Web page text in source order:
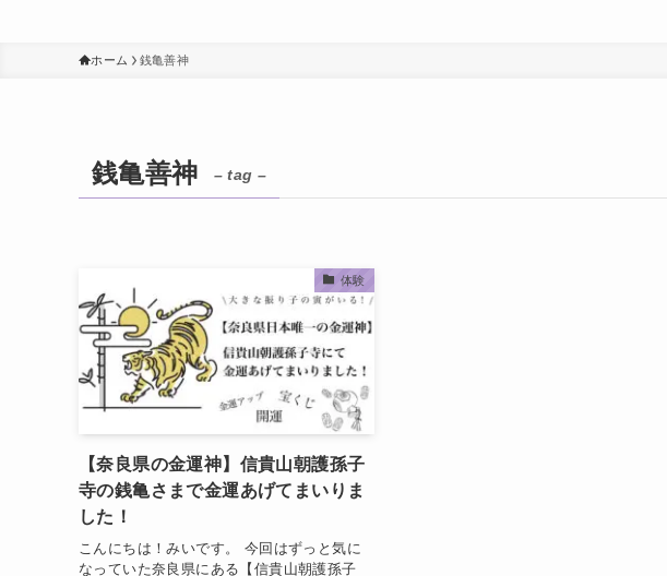
ホーム 銭亀善神
銭亀善神 – tag –
体験
【奈良県の金運神】信貴山朝護孫子
寺の銭亀さまで金運あげてまいりま
した！
こんにちは！みいです。 今回はずっと気に
なっていた奈良県にある【信貴山朝護孫子